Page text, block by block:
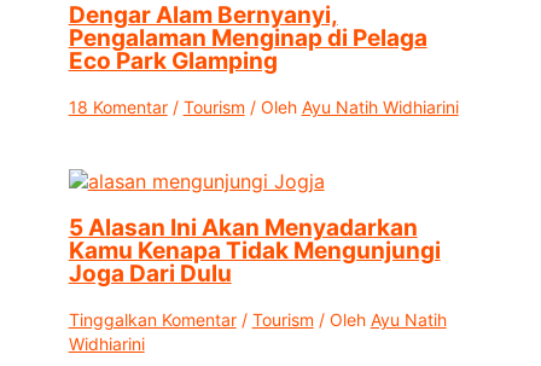
Dengar Alam Bernyanyi,
Pengalaman Menginap di Pelaga
Eco Park Glamping
18 Komentar / Tourism / Oleh Ayu Natih Widhiarini
5 Alasan Ini Akan Menyadarkan
Kamu Kenapa Tidak Mengunjungi
Joga Dari Dulu
Tinggalkan Komentar / Tourism / Oleh Ayu Natih
Widhiarini